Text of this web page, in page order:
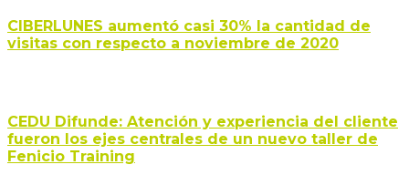
CIBERLUNES aumentó casi 30% la cantidad de
visitas con respecto a noviembre de 2020
CEDU Difunde: Atención y experiencia del cliente
fueron los ejes centrales de un nuevo taller de
Fenicio Training